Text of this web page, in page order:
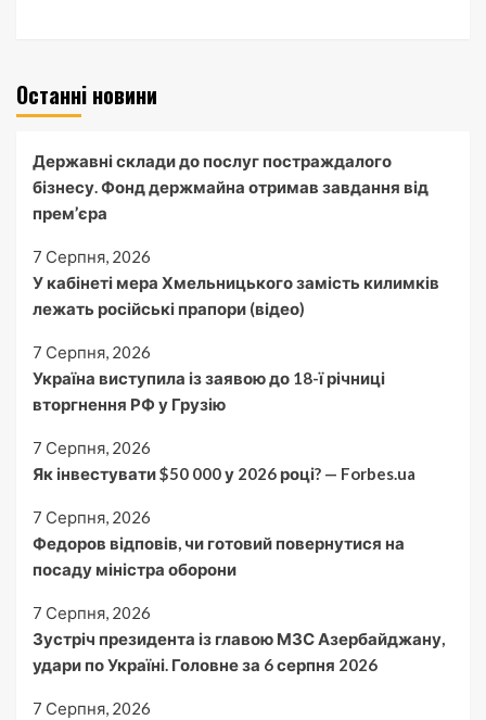
Останні новини
Державні склади до послуг постраждалого
бізнесу. Фонд держмайна отримав завдання від
прем’єра
7 Серпня, 2026
У кабінеті мера Хмельницького замість килимків
лежать російські прапори (відео)
7 Серпня, 2026
Україна виступила із заявою до 18-ї річниці
вторгнення РФ у Грузію
7 Серпня, 2026
Як інвестувати $50 000 у 2026 році? — Forbes.ua
7 Серпня, 2026
Федоров відповів, чи готовий повернутися на
посаду міністра оборони
7 Серпня, 2026
Зустріч президента із главою МЗС Азербайджану,
удари по Україні. Головне за 6 серпня 2026
7 Серпня, 2026